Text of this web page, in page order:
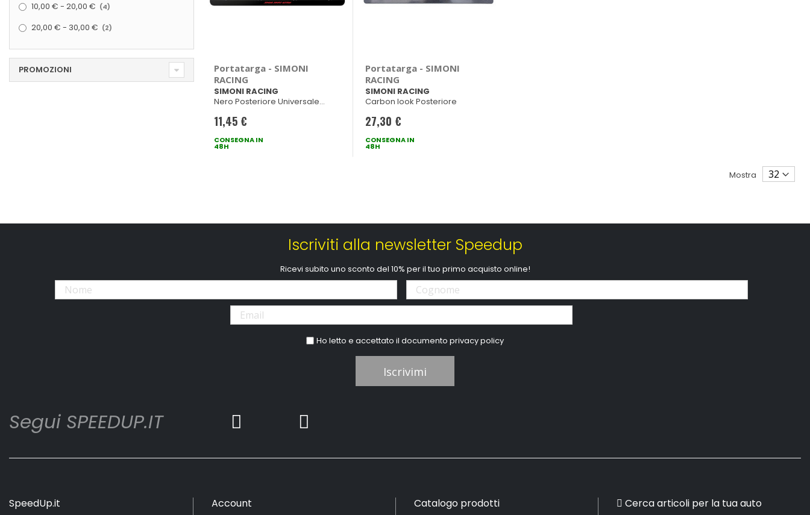
Portatarga - SIMONI
RACING
SIMONI RACING
Nero Posteriore Universale
11,45 €
CONSEGNA IN
48H
Portatarga - SIMONI
RACING
SIMONI RACING
Carbon look Posteriore
27,30 €
CONSEGNA IN
48H
Mostra
10,00 € - 20,00 € 4
20,00 € - 30,00 € 2
PROMOZIONI
Iscriviti alla newsletter Speedup
Ricevi subito uno sconto del 10% per il tuo primo acquisto online!
Ho letto e accettato il documentoprivacy policy
Iscrivimi
Segui SPEEDUP.IT
SpeedUp.it Account Catalogo prodotti Cerca articoli per la tua auto